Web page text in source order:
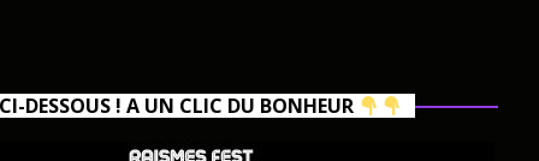
DESSOUS ! A UN CLIC DU BONHEUR